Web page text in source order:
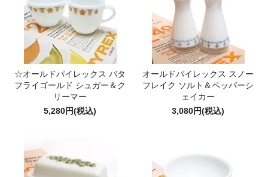
☆オールドパイレックス バタ
フライゴールド シュガー＆ク
リーマー
5,280円(税込)
オールドパイレックス スノー
フレイク ソルト＆ペッパーシ
ェイカー
3,080円(税込)